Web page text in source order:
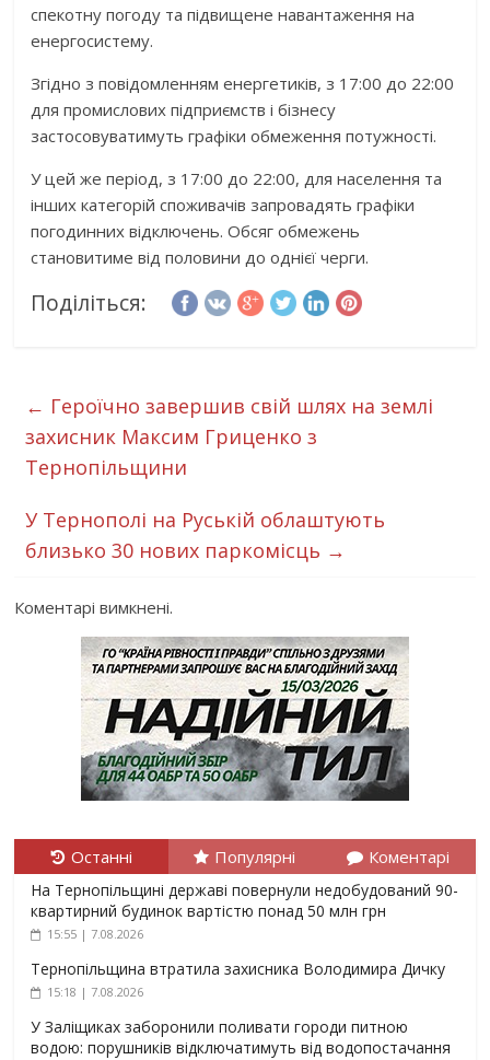
спекотну погоду та підвищене навантаження на
енергосистему.
Згідно з повідомленням енергетиків, з 17:00 до 22:00
для промислових підприємств і бізнесу
застосовуватимуть графіки обмеження потужності.
У цей же період, з 17:00 до 22:00, для населення та
інших категорій споживачів запровадять графіки
погодинних відключень. Обсяг обмежень
становитиме від половини до однієї черги.
Поділіться:
← Героїчно завершив свій шлях на землі
захисник Максим Гриценко з
Тернопільщини
У Тернополі на Руській облаштують
близько 30 нових паркомісць →
Коментарі вимкнені.
Останні Популярні Коментарі
На Тернопільщині державі повернули недобудований 90-
квартирний будинок вартістю понад 50 млн грн
15:55 | 7.08.2026
Тернопільщина втратила захисника Володимира Дичку
15:18 | 7.08.2026
У Заліщиках заборонили поливати городи питною
водою: порушників відключатимуть від водопостачання